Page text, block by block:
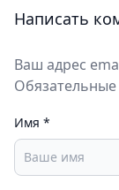
Написать
Ваш адрес
Имя *